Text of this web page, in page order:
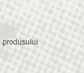
produsului